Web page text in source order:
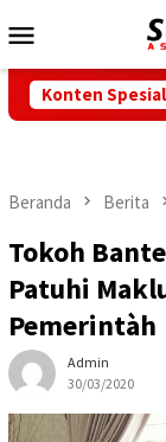
ke
Mobile
Konten Spesial
Hadirkan Layanan
Beranda Berita
Tokoh
Patuhi
Pemerintàh
Admin
30/03/2020